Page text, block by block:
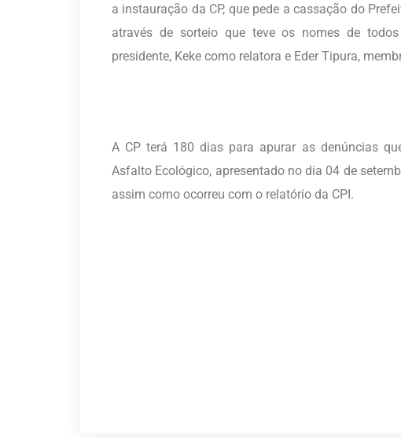
a instauração da CP, que pede a cassação do
através de sorteio que teve os nomes de
presidente, Keke como relatora e Eder Tipura,
A CP terá 180 dias para apurar as denúncias
Asfalto Ecológico, apresentado no dia 04 de
assim como ocorreu com o relatório da CPI.